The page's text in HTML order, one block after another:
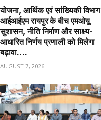
योजना, आर्थिक एवं सांख्यिकी
आईआईएम रायपुर के बीच एमओयू
सुशासन, नीति निर्माण और साक्ष्य-
आधारित निर्णय प्रणाली को मिलेगा
बढ़ावा….
AUGUST 7, 2026